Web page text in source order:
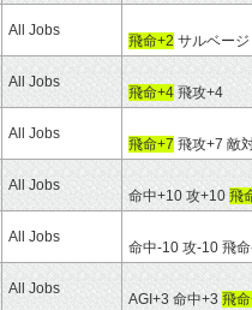
All Jobs
飛命+2 サルベー
All Jobs
飛命+4 飛攻+4
All Jobs
飛命+7 飛攻+7 敵
All Jobs
命中+10 攻+10 飛
All Jobs
命中-10 攻-10 飛
All Jobs
AGI+3 命中+3 飛